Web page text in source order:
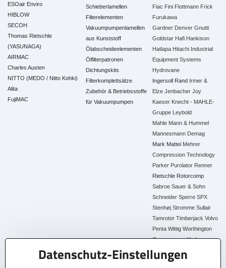
ESOair Enviro
HIBLOW
SECOH
Thomas Rietschle
(YASUNAGA)
AIRMAC
Charles Austen
NITTO (MEDO / Nitto Kohki)
Alita
FujiMAC
Schieberlamellen
Filterelementen
Vakuumpumpenlamellen
aus Kunststoff
Ölabscheideelementen
Ölfilterpatronen
Dichtungskits
Filterkomplettsätze
Zubehör & Betriebsstoffe
für Vakuumpumpen
Fiac Fini Flottmann Frick
Furukawa
Gardner Denver Gnutti
Goldstar Hafi Hankison
Hatlapa Hitachi Industrial
Equipment Systems
Hydrovane
Ingersoll Rand Irmer &
Elze Jenbacher Joy
Kaeser Knecht - MAHLE-
Gruppe Leybold
Mahle Mann & Hummel
Mannesmann Demag
Mark Mattei Mehrer
Compression Technology
Parker Purolator Renner
Rietschle Rotorcomp
Sabroe Sauer & Sohn
Schneider Sperre SPX
Stenhøj Stromme Sullair
Tamrotor Timberjack Volvo
Penta Wittig Worthington
Creyssensac York
Alle Ersatzteile
Datenschutz-Einstellungen